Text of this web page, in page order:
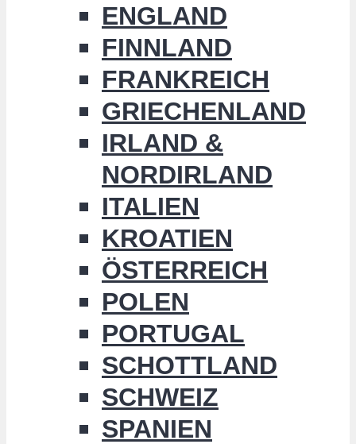
ENGLAND
FINNLAND
FRANKREICH
GRIECHENLAND
IRLAND &
NORDIRLAND
ITALIEN
KROATIEN
ÖSTERREICH
POLEN
PORTUGAL
SCHOTTLAND
SCHWEIZ
SPANIEN